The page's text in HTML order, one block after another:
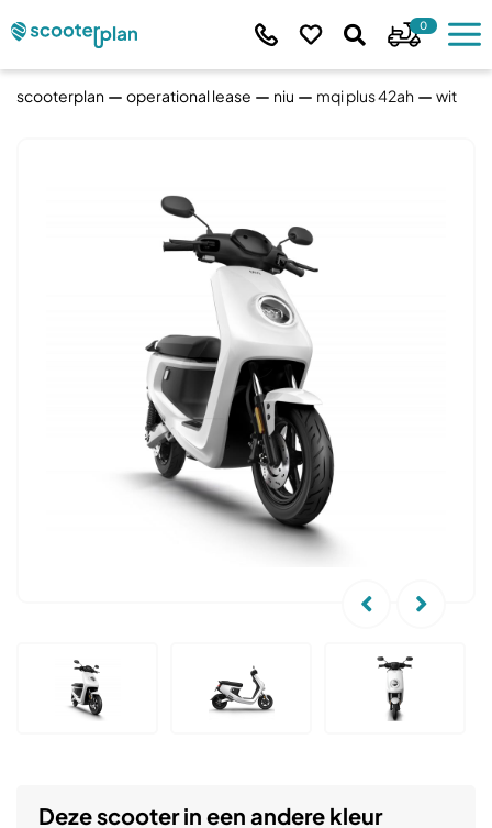
0
scooterplan operational lease niu mqi plus 42ah wit
Deze scooter in een andere kleur